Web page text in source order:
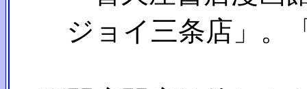
ジョイ三条店」。「